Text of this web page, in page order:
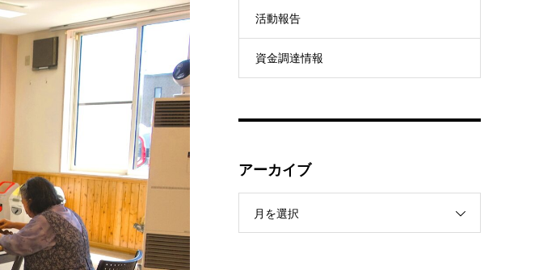
活動報告
資金調達情報
アーカイブ
月を選択